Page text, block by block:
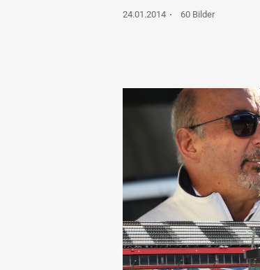
24.01.2014 60 Bilder